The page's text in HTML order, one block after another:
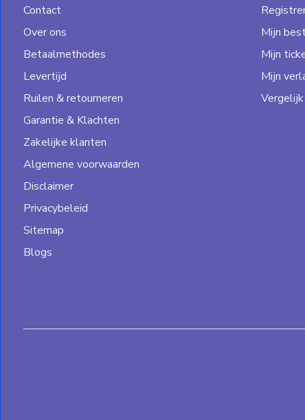
Contact
Over ons
Betaalmethodes
Levertijd
Ruilen & retourneren
Garantie & Klachten
Zakelijke klanten
Algemene voorwaarden
Disclaimer
Privacybeleid
Sitemap
Blogs
Mijn
Mijn
Mijn